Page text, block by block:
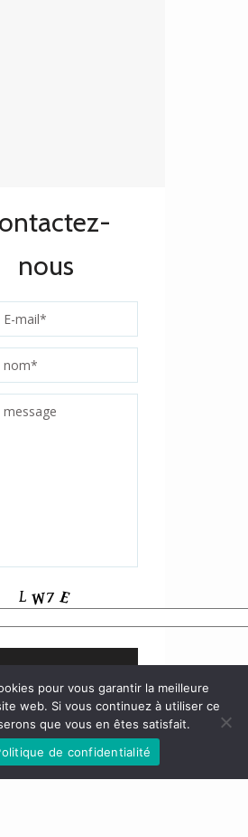
nous
pour vous garantir la meilleure
web. Si vous continuez à utiliser ce
que vous en êtes satisfait.
de confidentialité